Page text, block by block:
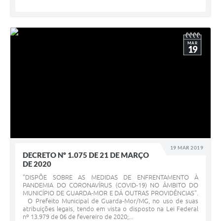
19 MAR 2019
MAR
19
DECRETO Nº 1.075 DE 21 DE MARÇO
DE 2020
"DISPÕE SOBRE AS MEDIDAS DE ENFRENTAMENTO À
PANDEMIA DO CORONAVÍRUS (COVID-19) NO ÂMBITO DO
MUNICÍPIO DE GUARDA-MOR E DÁ OUTRAS PROVIDÊNCIAS".
O Prefeito Municipal de Guarda-Mor/MG, no uso de suas
atribuições legais, tendo em vista o disposto na Lei Federal
nº 13.979 de 06 de fevereiro de 2020;...